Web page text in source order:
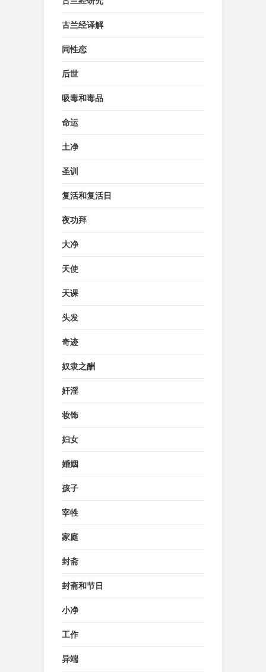
古兰经译解
同性恋
后世
吸毒和毒品
命运
土净
圣训
复活和复活日
夜功拜
大净
天使
天课
头发
奇迹
奴隶之酬
奸淫
妆饰
妇女
婚姻
孩子
宰牲
家庭
封斋
封斋和节日
小净
工作
异端